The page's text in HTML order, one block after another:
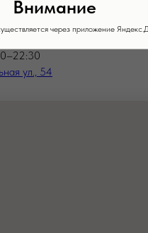
ул., 54
Внимание
через приложение